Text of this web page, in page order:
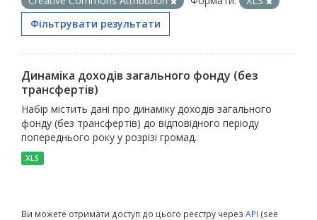
Фільтрувати результати
Динаміка доходів загального фонду (без
трансфертів)
Набір містить дані про динаміку доходів загального
фонду (без трансфертів) до відповідного періоду
попереднього року у розрізі громад.
XLS
Ви можете отримати доступ до цього реєстру через API (see